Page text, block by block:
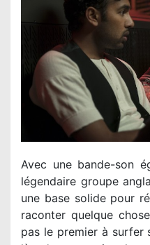
Avec une bande-son
légendaire groupe
une base solide pour
raconter quelque
pas le premier à surfer